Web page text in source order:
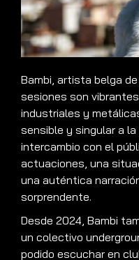
Bambi, artista belga
sesiones son
industriales y
sensible y singular a
intercambio con el
actuaciones, una
una auténtica
sorprendente.
Desde 2024, Bambi
un colectivo
podido escuchar en